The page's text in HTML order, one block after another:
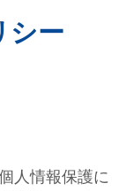
シー
人情報保護に